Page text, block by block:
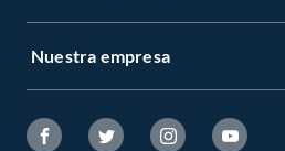
Nuestra empresa